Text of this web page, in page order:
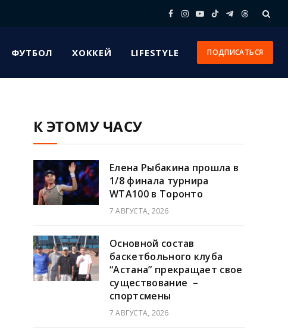
Facebook
Instagram
YouTube
TikTokTelegram
Threads
ФУТБОЛ ХОККЕЙ LIFESTYLE ПОДПИСАТЬСЯ
К ЭТОМУ ЧАСУ
Елена Рыбакина прошла в
1/8 финала турнира
WTA100 в Торонто
7 АВГУСТА, 2026
Основной состав
баскетбольного клуба
“Астана” прекращает свое
существование –
спортсмены
7 АВГУСТА, 2026